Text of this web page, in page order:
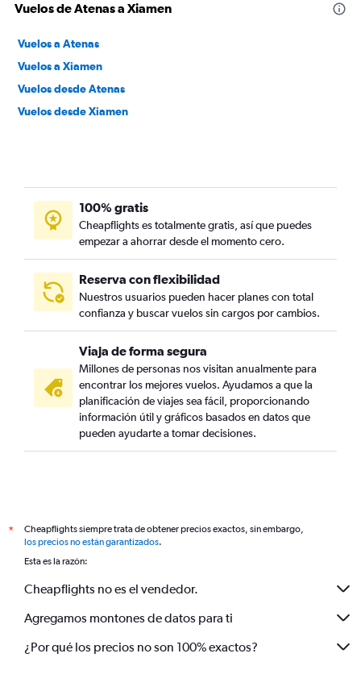
Vuelos de Atenas a Xiamen
Vuelos a Atenas
Vuelos a Xiamen
Vuelos desde Atenas
Vuelos desde Xiamen
100% gratis
Cheapflights es totalmente gratis, así que puedes
empezar a ahorrar desde el momento cero.
Reserva con flexibilidad
Nuestros usuarios pueden hacer planes con total
confianza y buscar vuelos sin cargos por cambios.
Viaja de forma segura
Millones de personas nos visitan anualmente para
encontrar los mejores vuelos. Ayudamos a que la
planificación de viajes sea fácil, proporcionando
información útil y gráficos basados en datos que
pueden ayudarte a tomar decisiones.
*
Cheapflights siempre trata de obtener precios exactos, sin embargo,
los precios no están garantizados.
Esta es la razón:
Cheapflights no es el vendedor.
Agregamos montones de datos para ti
¿Por qué los precios no son 100% exactos?